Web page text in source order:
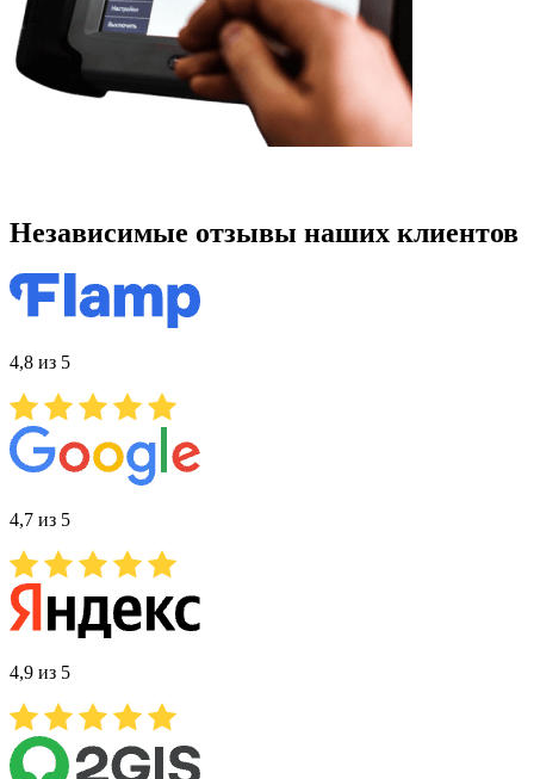
Независимые отзывы наших клиентов
4,8 из 5
4,7 из 5
4,9 из 5